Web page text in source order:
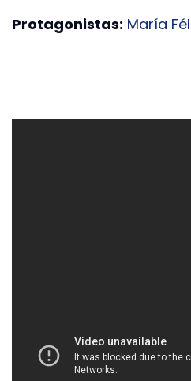
Protagonistas: María